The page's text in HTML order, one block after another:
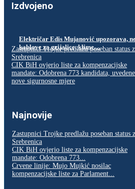
Izdvojeno
Električar Edis Mujanović upozorava,
kablove za grijalice, klime…
Zastupnici Trojke predlažu poseban status
Srebrenica
CIK BiH ovjerio liste za kompenzacijske
mandate: Odobrena 773 kandidata,
nove sigurnosne mjere
Najnovije
Zastupnici Trojke predlažu poseban status
Srebrenica
CIK BiH ovjerio liste za kompenzacijske
mandate: Odobrena 773...
Crvene linije: Mujo Mujkić nosilac
kompenzacijske liste za Parlament...